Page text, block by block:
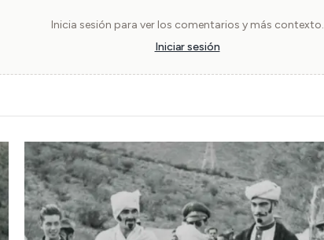
Inicia sesión para ver los comentarios y más contexto.
Iniciar sesión